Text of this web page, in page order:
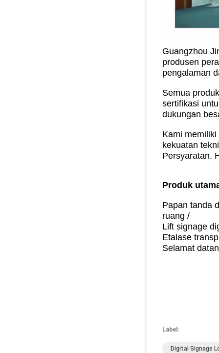
Guangzhou
produsen
pengalaman
Semua
sertifikasi
dukungan
Kami
kekuatan
Persyaratan.
Produk
Papan tanda
ruang /
Lift signage
Etalase
Selamat
Label:
Digital Signage